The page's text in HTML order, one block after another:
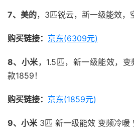
7、美的，3匹锐云，新一级能效，
购买链接： 京东(6309元)
8、小米，1.5匹，新一级能效，
款1859！
购买链接： 京东(1859元)
9、小米3匹 新一级能效 变频冷暖